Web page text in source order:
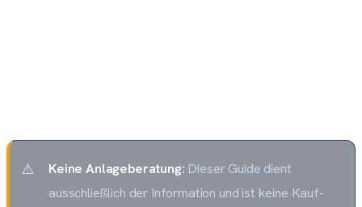
Keine Anlageberatung: Dieser Guide dient
ausschließlich der Information und ist keine Kauf-